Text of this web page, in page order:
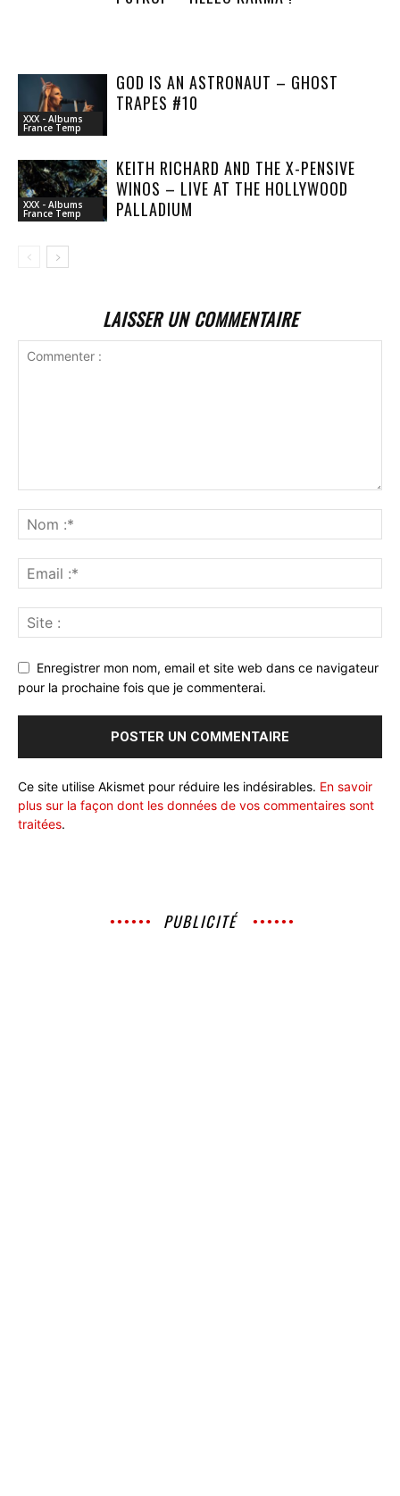
XXX - Albums
France Temp
GOD IS AN ASTRONAUT – GHOST
TRAPES #10
XXX - Albums
France Temp
KEITH RICHARD AND THE X-PENSIVE
WINOS – LIVE AT THE HOLLYWOOD
PALLADIUM
LAISSER UN COMMENTAIRE
Enregistrer mon nom, email et site web dans ce navigateur
pour la prochaine fois que je commenterai.
Ce site utilise Akismet pour réduire les indésirables. En savoir
plus sur la façon dont les données de vos commentaires sont
traitées.
PUBLICITÉ